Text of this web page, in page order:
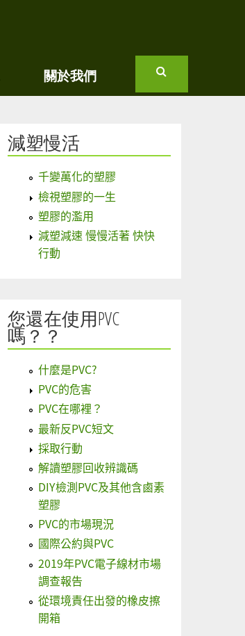
關於我們
尋
減塑慢活
千變萬化的塑膠
檢視塑膠的一生
塑膠的濫用
減塑減速 慢慢活著 快快
行動
您還在使用PVC
嗎？？
什麼是PVC?
PVC的危害
PVC在哪裡？
最新反PVC短文
採取行動
解讀塑膠回收辨識碼
DIY檢測PVC及其他含鹵素
塑膠
PVC的市場現況
國際公約與PVC
2019年PVC電子線材市場
調查報告
從環境責任出發的橡皮擦
開箱